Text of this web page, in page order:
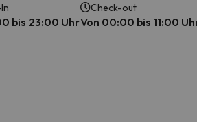
bis 23:00 Uhr
Check-out
Von 00:00 bis 11:00